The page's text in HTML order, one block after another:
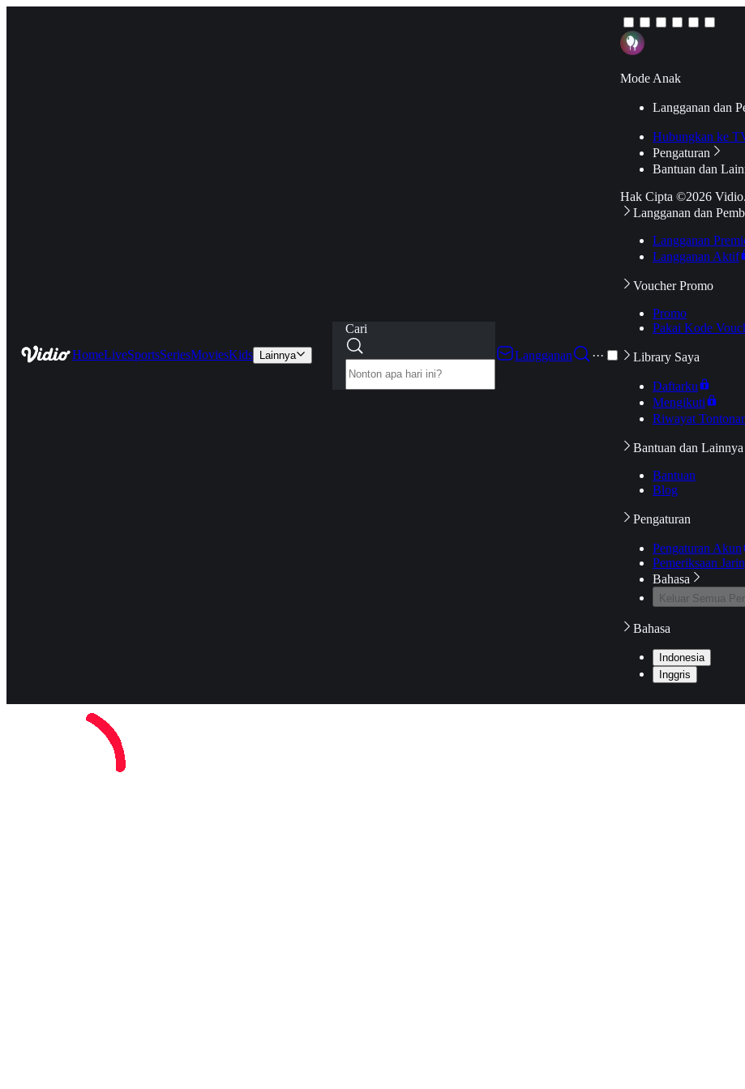
HomeLiveSportsSeriesMoviesKids Lainnya
Cari
Langganan
···
Mode Anak
Langganan dan
Hubungkan ke
Pengaturan
Bantuan dan
Hak Cipta ©2026
Langganan dan
Langganan
Langganan Aktif
Voucher Promo
Promo
Pakai Kode
Library Saya
Daftarku
Mengikuti
Riwayat
Bantuan dan Lainnya
Bantuan
Blog
Pengaturan
Pengaturan Akun
Pemeriksaan
Bahasa
Keluar Semua
Bahasa
Indonesia
Inggris